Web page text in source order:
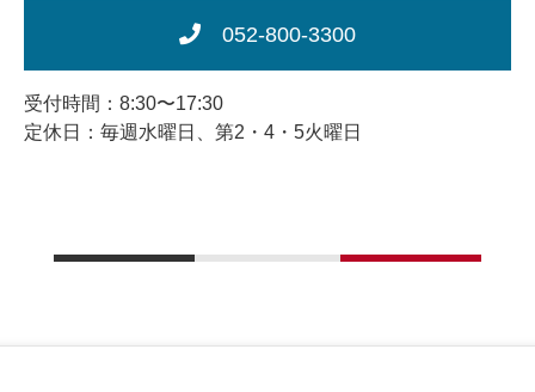
052-800-3300
受付時間：8:30〜17:30
定休日：毎週水曜日、第2・4・5火曜日